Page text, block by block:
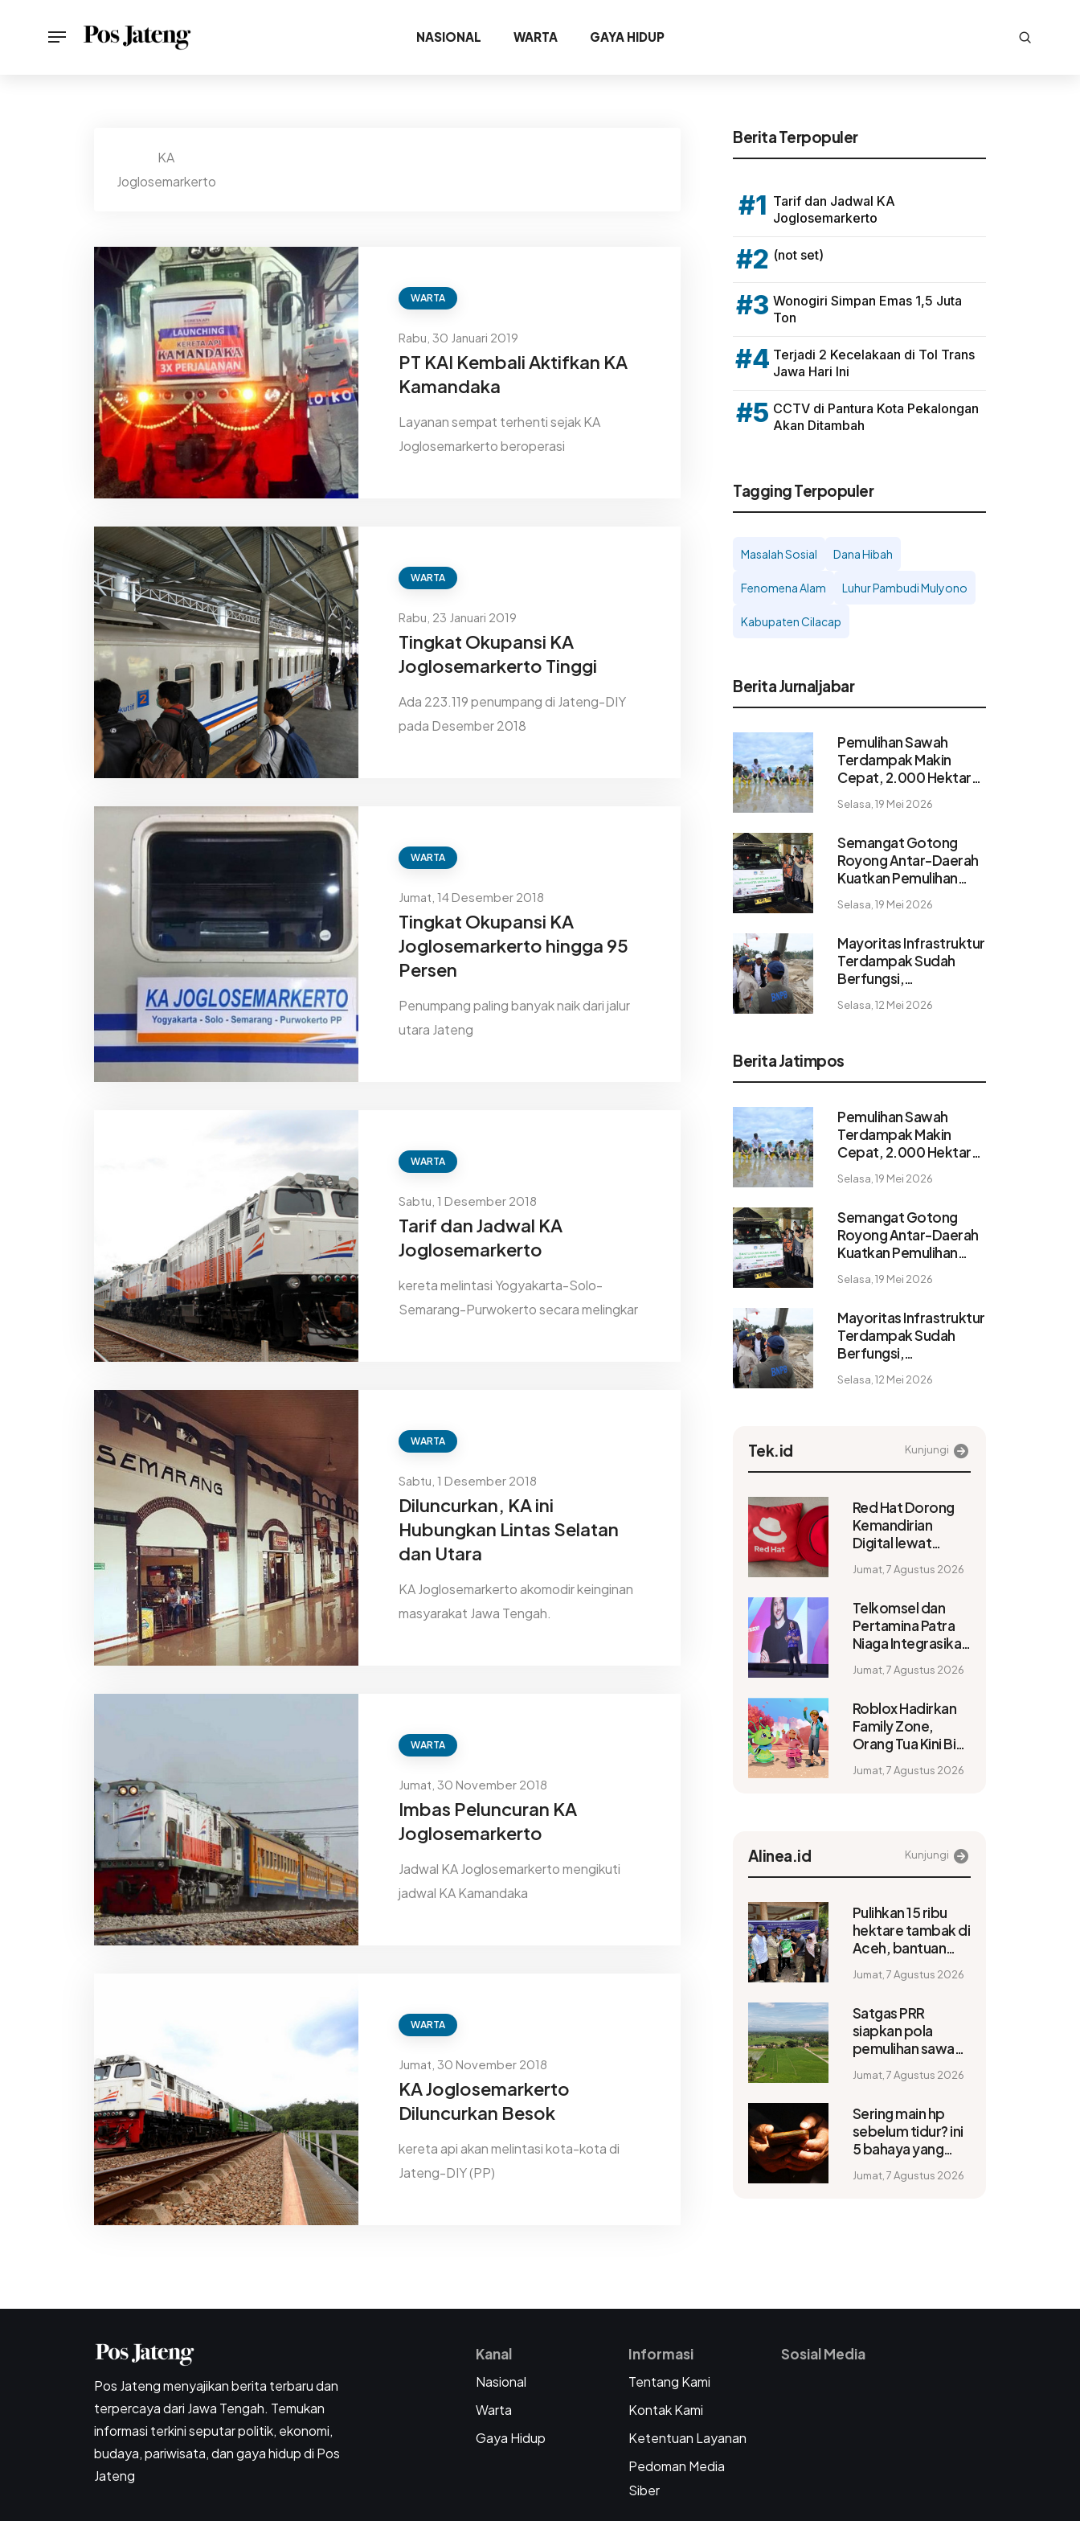
NASIONAL WARTA GAYA HIDUP
KA
Joglosemarkerto
WARTA
Rabu, 30 Januari 2019
PT KAI Kembali Aktifkan KA
Kamandaka
Layanan sempat terhenti sejak KA
Joglosemarkerto beroperasi
WARTA
Rabu, 23 Januari 2019
Tingkat Okupansi KA
Joglosemarkerto Tinggi
Ada 223.119 penumpang di Jateng-DIY
pada Desember 2018
WARTA
Jumat, 14 Desember 2018
Tingkat Okupansi KA
Joglosemarkerto hingga 95
Persen
Penumpang paling banyak naik dari jalur
utara Jateng
WARTA
Sabtu, 1 Desember 2018
Tarif dan Jadwal KA
Joglosemarkerto
kereta melintasi Yogyakarta-Solo-
Semarang-Purwokerto secara melingkar
WARTA
Sabtu, 1 Desember 2018
Diluncurkan, KA ini
Hubungkan Lintas Selatan
dan Utara
KA Joglosemarkerto akomodir keinginan
masyarakat Jawa Tengah.
WARTA
Jumat, 30 November 2018
Imbas Peluncuran KA
Joglosemarkerto
Jadwal KA Joglosemarkerto mengikuti
jadwal KA Kamandaka
WARTA
Jumat, 30 November 2018
KA Joglosemarkerto
Diluncurkan Besok
kereta api akan melintasi kota-kota di
Jateng-DIY (PP)
Berita Terpopuler
#1 Tarif dan Jadwal KA
Joglosemarkerto
#2 (not set)
#3 Wonogiri Simpan Emas 1,5 Juta
Ton
#4 Terjadi 2 Kecelakaan di Tol Trans
Jawa Hari Ini
#5 CCTV di Pantura Kota Pekalongan
Akan Ditambah
Tagging Terpopuler
Masalah Sosial Dana Hibah
Fenomena Alam Luhur Pambudi Mulyono
Kabupaten Cilacap
Berita Jurnaljabar
Pemulihan Sawah
Terdampak Makin
Cepat, 2.000 Hektare
Selasa, 19 Mei 2026
Semangat Gotong
Royong Antar-Daerah
Kuatkan Pemulihan
Sumatera
Selasa, 19 Mei 2026
Mayoritas Infrastruktur
Terdampak Sudah
Berfungsi,
Logistik Berangsur
Selasa, 12 Mei 2026
Berita Jatimpos
Pemulihan Sawah
Terdampak Makin
Cepat, 2.000 Hektare
Selasa, 19 Mei 2026
Semangat Gotong
Royong Antar-Daerah
Kuatkan Pemulihan
Sumatera
Selasa, 19 Mei 2026
Mayoritas Infrastruktur
Terdampak Sudah
Berfungsi,
Logistik Berangsur
Selasa, 12 Mei 2026
Tek.id Kunjungi
Red Hat Dorong
Kemandirian
Digital lewat
dan Private AI
Jumat, 7 Agustus 2026
Telkomsel dan
Pertamina Patra
Niaga Integrasikan
Layanan Lebih
Jumat, 7 Agustus 2026
Roblox Hadirkan
Family Zone,
Orang Tua Kini Bisa
Digital Bersama
Jumat, 7 Agustus 2026
Alinea.id Kunjungi
Pulihkan 15 ribu
hektare tambak di
Aceh, bantuan
disalurkan
Jumat, 7 Agustus 2026
Satgas PRR
siapkan pola
pemulihan sawah
wilayah
bencana
Jumat, 7 Agustus 2026
Sering main hp
sebelum tidur? ini
5 bahaya yang
Jumat, 7 Agustus 2026
Pos Jateng menyajikan berita terbaru dan
terpercaya dari Jawa Tengah. Temukan
informasi terkini seputar politik, ekonomi,
budaya, pariwisata, dan gaya hidup di Pos
Jateng
Kanal
Nasional
Warta
Gaya Hidup
Informasi
Tentang Kami
Kontak Kami
Ketentuan Layanan
Pedoman Media
Siber
Sosial Media